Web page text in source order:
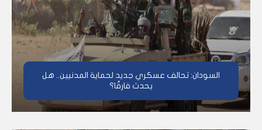
السودان: تحالف عسكري جديد لحماية المدنيين.. هل
يحدث فارقًا؟